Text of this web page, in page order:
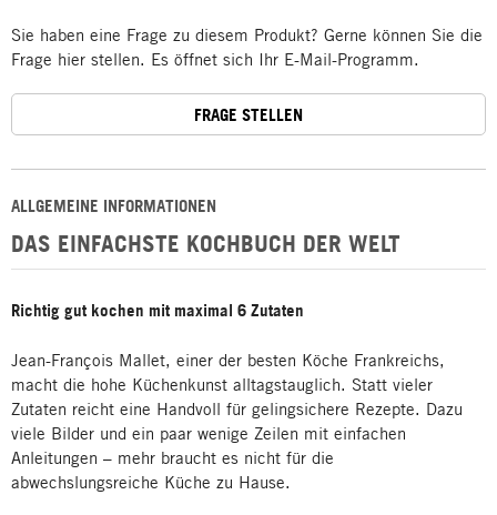
ALLGEMEINE INFORMATIONEN
DAS EINFACHSTE KOCHBUCH DER WELT
Richtig gut kochen mit maximal 6 Zutaten
Jean-François Mallet, einer der besten Köche Frankreichs,
macht die hohe Küchenkunst alltagstauglich. Statt vieler
Zutaten reicht eine Handvoll für gelingsichere Rezepte. Dazu
viele Bilder und ein paar wenige Zeilen mit einfachen
Anleitungen – mehr braucht es nicht für die
abwechslungsreiche Küche zu Hause.
Sie haben eine Frage zu diesem Produkt? Gerne können Sie die
Frage hier stellen. Es öffnet sich Ihr E-Mail-Programm.
FRAGE STELLEN